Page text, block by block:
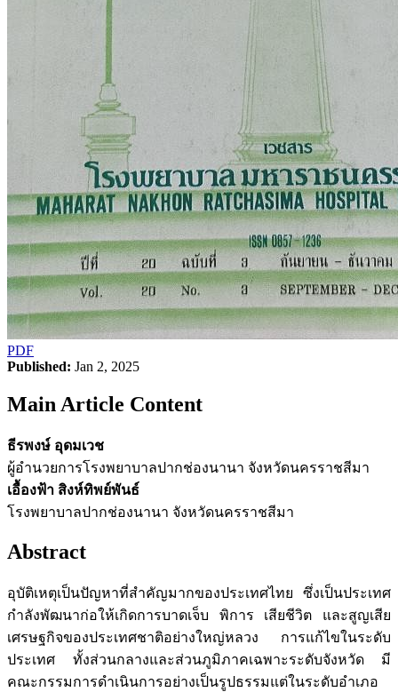
PDF
Published: Jan 2, 2025
Main Article Content
ธีรพงษ์ อุดมเวช
ผู้อำนวยการโรงพยาบาลปากช่องนานา จังหวัดนครราชสีมา
เอื้องฟ้า สิงห์ทิพย์พันธ์
โรงพยาบาลปากช่องนานา จังหวัดนครราชสีมา
Abstract
อุบัติเหตุเป็นปัญหาที่สำคัญมากของประเทศไทย ซึ่งเป็นประเทศ
กำลังพัฒนาก่อให้เกิดการบาดเจ็บ พิการ เสียชีวิต และสูญเสีย
เศรษฐกิจของประเทศชาติอย่างใหญ่หลวง การแก้ไขในระดับ
ประเทศ ทั้งส่วนกลางและส่วนภูมิภาคเฉพาะระดับจังหวัด มี
คณะกรรมการดำเนินการอย่างเป็นรูปธรรมแต่ในระดับอำเภอ